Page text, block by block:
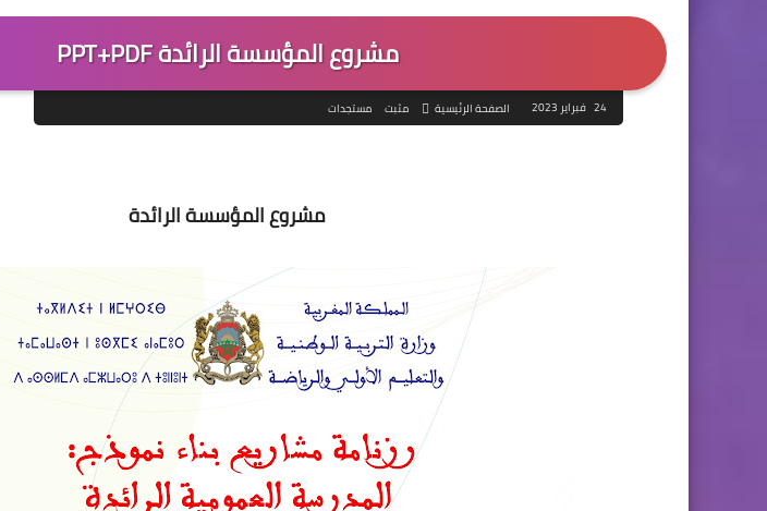
مشروع المؤسسة الرائدة PPT+PDF
24 فبراير 2023 الصفحة الرئيسية مثبت مستجدات
مشروع المؤسسة الرائدة